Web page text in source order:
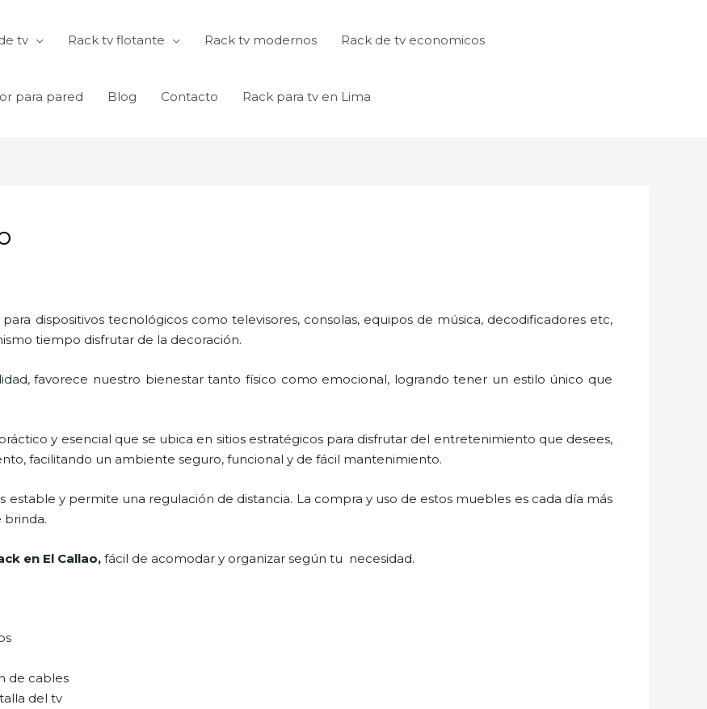
tv Rack tv flotante Rack tv modernos Rack de tv economicos
para pared Blog Contacto Rack para tv en Lima
dispositivos tecnológicos como televisores, consolas, equipos de música, decodificadores etc,
tiempo disfrutar de la decoración.
favorece nuestro bienestar tanto físico como emocional, logrando tener un estilo único que
y esencial que se ubica en sitios estratégicos para disfrutar del entretenimiento que desees,
facilitando un ambiente seguro, funcional y de fácil mantenimiento.
estable y permite una regulación de distancia. La compra y uso de estos muebles es cada día más
brinda.
en El Callao, fácil de acomodar y organizar según tu necesidad.
de cables
del tv